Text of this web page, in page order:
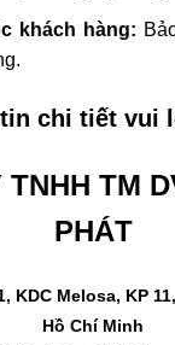
khách hàng:
chi tiết vui
TNHH TM
PHÁT
KDC Melosa, KP
Hồ Chí Minh